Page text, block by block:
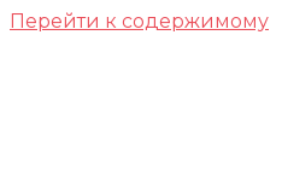
Перейти к содержимому